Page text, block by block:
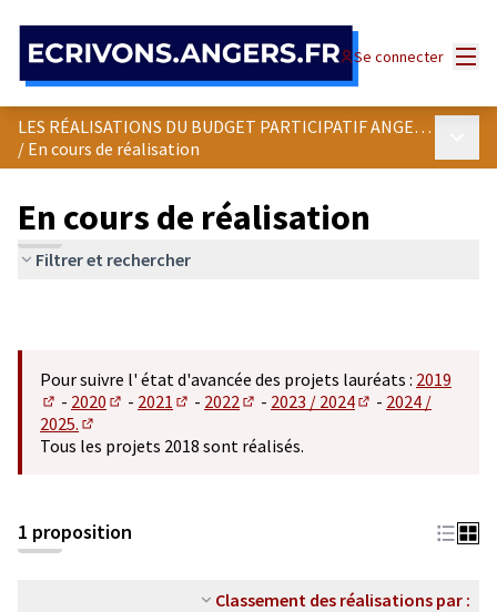
Se connecter
LES RÉALISATIONS DU BUDGET PARTICIPATIF ANGEVIN
/ En cours de réalisation
En cours de réalisation
Filtrer et rechercher
Pour suivre l' état d'avancée des projets lauréats : 2019
(S'ouvre dans un nouvel onglet)
- 2020
(S'ouvre dans un nouvel onglet)
- 2021
(S'ouvre dans un nouvel onglet)
- 2022
(S'ouvre dans un nouvel onglet)
- 2023 / 2024
(S'ouvre dans un
- 2024 /
2025.
(S'ouvre dans un nouvel onglet)
Tous les projets 2018 sont réalisés.
1 proposition
Classement des réalisations par :